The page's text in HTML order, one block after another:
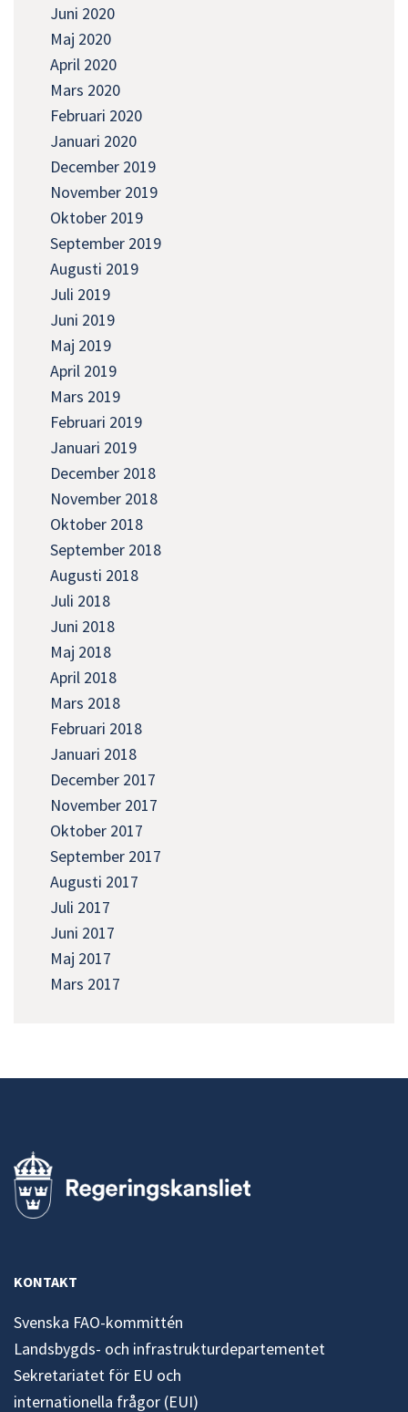
Juni 2020
Maj 2020
April 2020
Mars 2020
Februari 2020
Januari 2020
December 2019
November 2019
Oktober 2019
September 2019
Augusti 2019
Juli 2019
Juni 2019
Maj 2019
April 2019
Mars 2019
Februari 2019
Januari 2019
December 2018
November 2018
Oktober 2018
September 2018
Augusti 2018
Juli 2018
Juni 2018
Maj 2018
April 2018
Mars 2018
Februari 2018
Januari 2018
December 2017
November 2017
Oktober 2017
September 2017
Augusti 2017
Juli 2017
Juni 2017
Maj 2017
Mars 2017
KONTAKT
Svenska FAO-kommittén
Landsbygds- och infrastrukturdepartementet
Sekretariatet för EU och
internationella frågor (EUI)